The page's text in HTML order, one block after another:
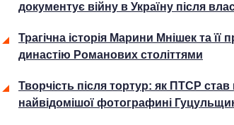
документує війну в Україну після
Трагічна історія Марини Мнішек та
династію Романових століттями
Творчість після тортур: як ПТСР
найвідомішої фотографині